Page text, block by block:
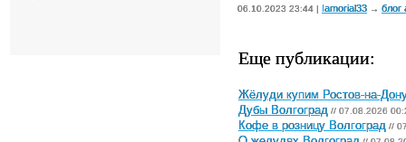
06.10.2023 23:44 | Iamorial33 → блог
Еще публикации:
Жёлуди купим Ростов-на-
Дубы Волгоград // 07.08.2026
Кофе в розницу Волгоград //